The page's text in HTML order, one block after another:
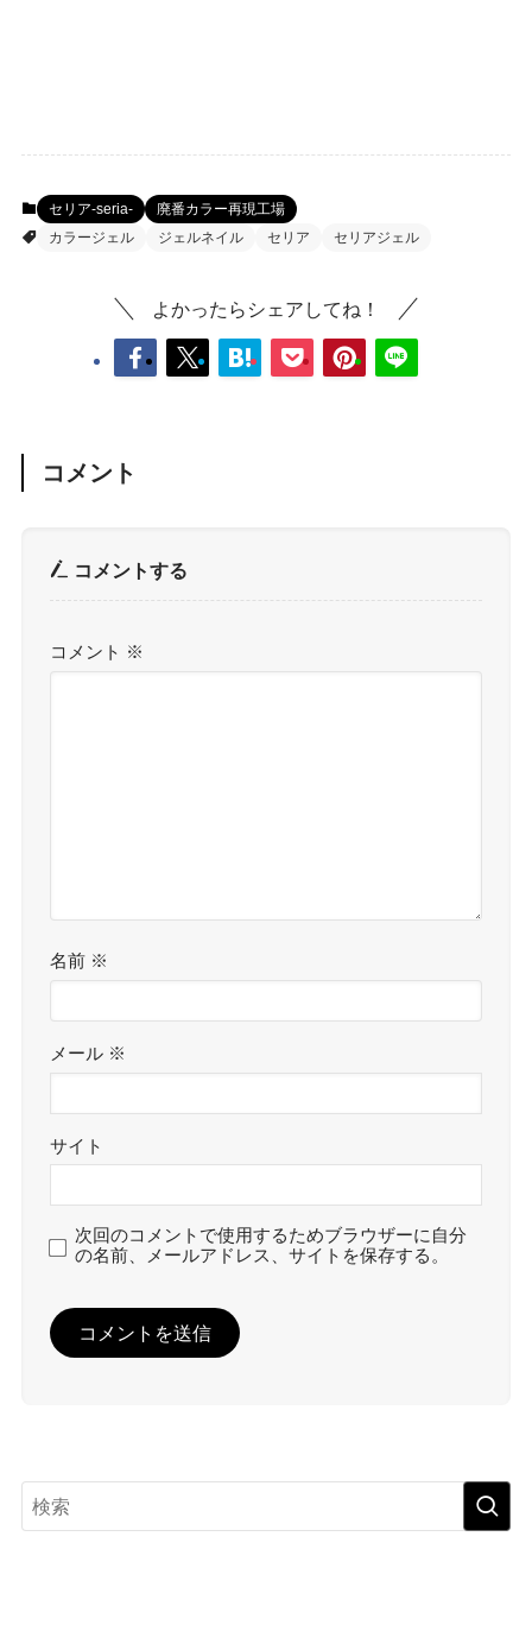
セリア-seria-
廃番カラー再現工場
カラージェル
ジェルネイル セリア セリアジェル
よかったらシェアしてね！
コメント
コメントする
コメント ※
名前 ※
メール ※
サイト
次回のコメントで使用するためブラウザーに自分
の名前、メールアドレス、サイトを保存する。